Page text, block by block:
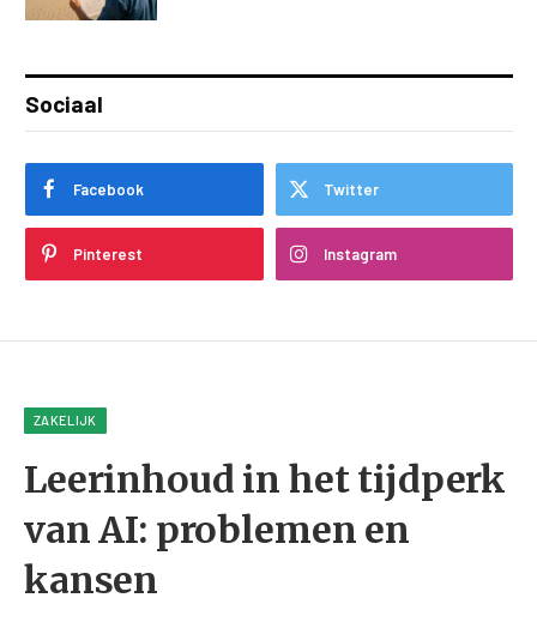
Sociaal
Facebook Twitter
Pinterest Instagram
ZAKELIJK
Leerinhoud in het tijdperk
van AI: problemen en
kansen